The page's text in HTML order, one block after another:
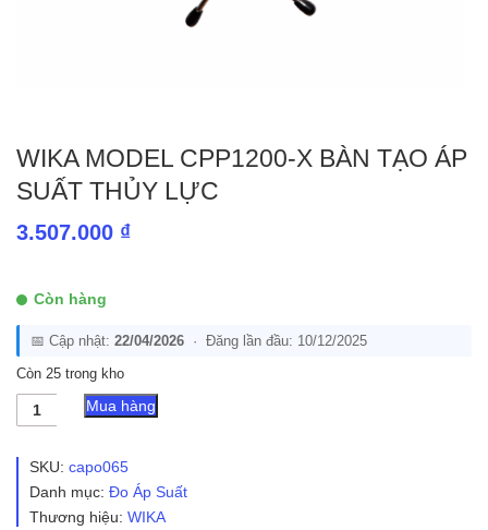
WIKA MODEL CPP1200-X BÀN TẠO ÁP
SUẤT THỦY LỰC
3.507.000 ₫
Còn hàng
📅 Cập nhật: 22/04/2026 · Đăng lần đầu: 10/12/2025
Còn 25 trong kho
Wika
Model
X
Tạo
Áp
Mua hàng
SKU: capo065
Danh mục: Đo Áp Suất
Thương hiệu: WIKA